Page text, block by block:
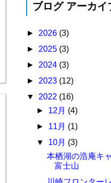
ブログ アーカイ
► 2026 (3)
► 2025 (3)
► 2024 (3)
► 2023 (12)
▼ 2022 (16)
► 12月 (4)
► 11月 (1)
▼ 10月 (3)
本栖湖の浩庵キ
富士山